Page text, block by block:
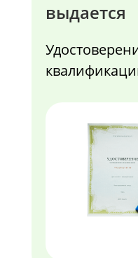
выдается